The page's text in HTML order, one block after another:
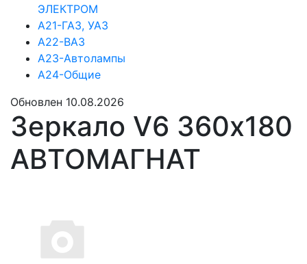
ЭЛЕКТРОМ
А21-ГАЗ, УАЗ
А22-ВАЗ
А23-Автолампы
А24-Общие
Обновлен 10.08.2026
Зеркало V6 360х180
АВТОМАГНАТ